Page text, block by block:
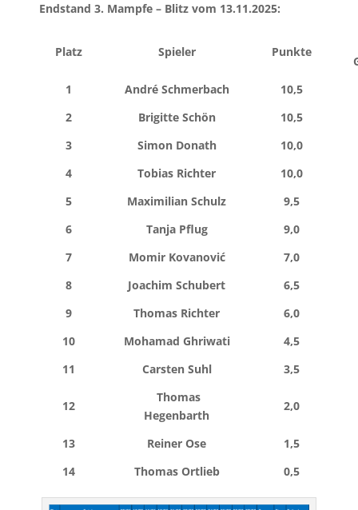
Endstand 3. Mampfe – Blitz vom 13.11.2025:
Platz Spieler Punkte
1
André Schmerbach
10,5
2
Brigitte Schön
10,5
3
Simon Donath
10,0
4
Tobias Richter
10,0
5
Maximilian Schulz
9,5
6
Tanja Pflug
9,0
7
Momir Kovanović
7,0
8
Joachim Schubert
6,5
9
Thomas Richter
6,0
10
Mohamad Ghriwati
4,5
11
Carsten Suhl 3,5
12
Thomas
Hegenbarth
2,0
13 Reiner Ose
1,5
14
Thomas Ortlieb 0,5